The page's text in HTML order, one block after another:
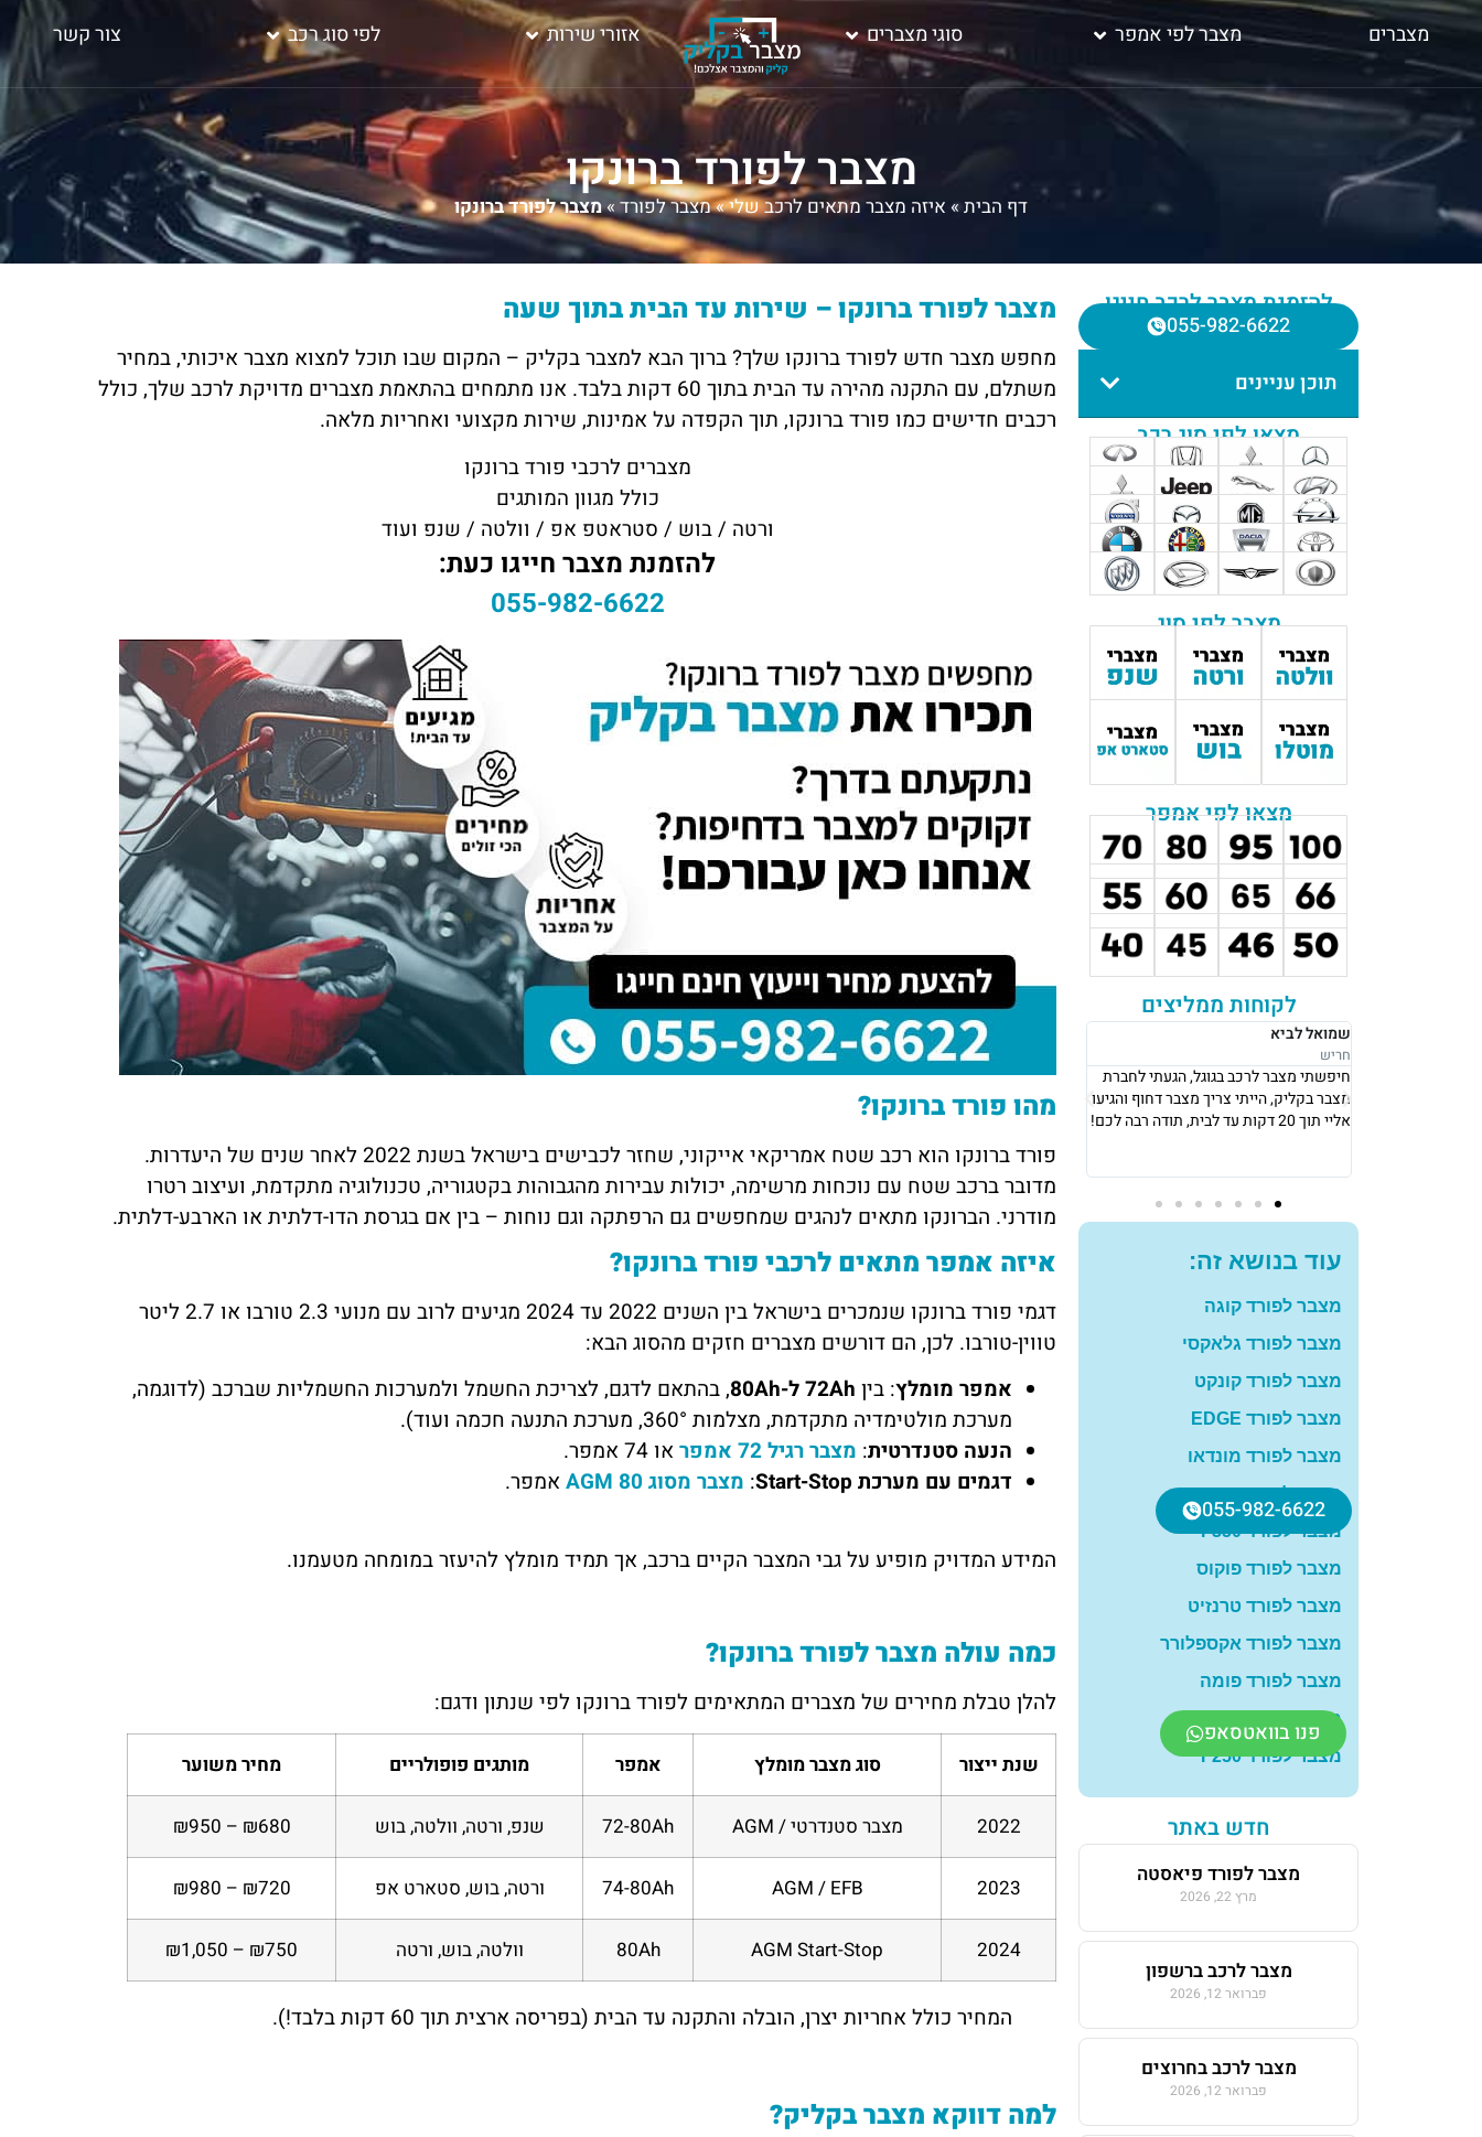
מצברים מצבר לפי אמפר סוגי מצברים אזורי שירות לפי סוג רכב צור קשר
מצבר לפורד ברונקו
דף הבית» איזה מצבר מתאים לרכב שלי»מצבר לפורד»מצבר לפורד ברונקו
להזמנת מצבר לרכב חייגו
055-982-6622
תוכן עניינים
מצאו לפי סוג רכב
מצבר לפי סוג
מצאו לפי אמפר
לקוחות ממליצים
רבקה לוי
נתניה
אני גרה בנתניה, אני פשוט הייתי חייבת
מצבר כדי לצאת לעבודה ב8 בבוקר, הגיעו
אליי תוך 10 דקות והחליפו לי מצבר עם
את מצבר בקליק הכרתי דרך חבר טוב, הם
החליפו לי מצבר במהירות וגבו מחיר הכי זול
שיש, תודה רבה לכם על העזרה, שמח
דנה מזרחי
תל אביב
השירות של מצבר בקליק פשוט מדהים!
המחיר היה הוגן וגם השירות היה מקצועי.
ממליצה בחום
יוסי כהן
אין מילים! השירות של מצבר בקליק היה
אפנה אליהם שוב אם אצטרך
מורן לוי
ראשון לציון
שירות שלא רואים כל יום! המצבר שלי
בקליק על השירות הנהדר
עוד בנושא זה:
מצבר לפורד קוגה
מצבר לפורד גלאקסי
מצבר לפורד קונקט
מצבר לפורד EDGE
מצבר לפורד מונדאו
מצבר לפורד פיאסטה
מצבר לפורד F350
מצבר לפורד פוקוס
מצבר לפורד טרנזיט
מצבר לפורד אקספלורר
מצבר לפורד פומה
מצבר לפורד פוקוס
מצבר לפורד F250
חדש באתר
מצבר לפורד פיאסטה
מרץ 22, 2026
מצבר לרכב ברשפון
פברואר 12, 2026
מצבר לרכב בחרוצים
פברואר 12, 2026
מצבר לפורד ברונקו – שירות עד הבית בתוך שעה
מחפש מצבר חדש לפורד ברונקו שלך? ברוך הבא למצבר בקליק – המקום שבו תוכל למצוא מצבר איכותי, במחיר
משתלם, עם התקנה מהירה עד הבית בתוך 60 דקות בלבד. אנו מתמחים בהתאמת מצברים מדויקת לרכב שלך, כולל
רכבים חדישים כמו פורד ברונקו, תוך הקפדה על אמינות, שירות מקצועי ואחריות מלאה.
מצברים לרכבי פורד ברונקו
כולל מגוון המותגים
ורטה / בוש / סטראטפ אפ / וולטה / שנפ ועוד
להזמנת מצבר חייגו כעת:
055-982-6622
מהו פורד ברונקו?
פורד ברונקו הוא רכב שטח אמריקאי אייקוני, שחזר לכבישים בישראל בשנת 2022 לאחר שנים של היעדרות.
מדובר ברכב שטח עם נוכחות מרשימה, יכולות עבירות מהגבוהות בקטגוריה, טכנולוגיה מתקדמת, ועיצוב רטרו
מודרני. הברונקו מתאים לנהגים שמחפשים גם הרפתקה וגם נוחות – בין אם בגרסת הדו-דלתית או הארבע-דלתית.
איזה אמפר מתאים לרכבי פורד ברונקו?
דגמי פורד ברונקו שנמכרים בישראל בין השנים 2022 עד 2024 מגיעים לרוב עם מנועי 2.3 טורבו או 2.7 ליטר
טווין-טורבו. לכן, הם דורשים מצברים חזקים מהסוג הבא:
אמפר מומלץ: בין 72Ah ל-80Ah
, בהתאם לדגם, לצריכת החשמל ולמערכות החשמליות שברכב (לדוגמה,
מערכת מולטימדיה מתקדמת, מצלמות 360°, מערכת התנעה חכמה ועוד).
הנעה סטנדרטית: מצבר רגיל 72 אמפר
או 74 אמפר.
דגמים עם מערכת Start-Stop
: מצבר מסוג AGM 80 אמפר.
המידע המדויק מופיע על גבי המצבר הקיים ברכב, אך תמיד מומלץ להיעזר במומחה מטעמנו.
כמה עולה מצבר לפורד ברונקו?
להלן טבלת מחירים של מצברים המתאימים לפורד ברונקו לפי שנתון ודגם:
שנת ייצור סוג מצבר מומלץ אמפר מותגים פופולריים מחיר משוער
2022 מצבר סטנדרטי / AGM 72-80Ah שנפ, ורטה, וולטה, בוש ₪680 – ₪950
2023
AGM / EFB
74-80Ah ורטה, בוש, סטארט אפ ₪720 – ₪980
2024
AGM Start-Stop
80Ah וולטה, בוש, ורטה ₪750 – ₪1,050
המחיר כולל אחריות יצרן, הובלה והתקנה עד הבית (בפריסה ארצית תוך 60 דקות בלבד!).
למה דווקא מצבר בקליק?
055-982-6622
פנו בוואטסאפ